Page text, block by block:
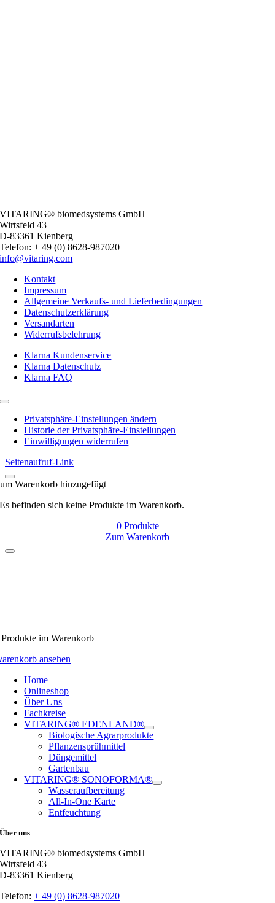
VITARING® biomedsystems GmbH
Wirtsfeld 43
D-83361 Kienberg
Telefon: + 49 (0) 8628-987020
info@vitaring.com
Kontakt
Impressum
Allgemeine Verkaufs- und Lieferbedingungen
Datenschutzerklärung
Versandarten
Widerrufsbelehrung
Klarna Kundenservice
Klarna Datenschutz
Klarna FAQ
Toggle
NavigationPrivatsphäre-Einstellungen ändern
Historie der Privatsphäre-Einstellungen
Einwilligungen widerrufen
Seitenaufruf-Link
Warenkorb hinzugefügt
Es befinden sich keine Produkte im Warenkorb.
0Produkte
Zum Warenkorb
im Warenkorb
ansehen
Home
Onlineshop
Über Uns
Fachkreise
VITARING® EDENLAND®
Biologische Agrarprodukte
Pflanzensprühmittel
Düngemittel
Gartenbau
VITARING® SONOFORMA®
Wasseraufbereitung
All-In-One Karte
Entfeuchtung
Über uns
VITARING® biomedsystems GmbH
Wirtsfeld 43
D-83361 Kienberg
Telefon:+ 49 (0) 8628-987020